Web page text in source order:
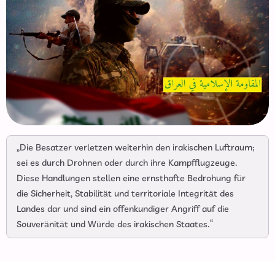
„Die Besatzer verletzen weiterhin den irakischen Luftraum;
sei es durch Drohnen oder durch ihre Kampfflugzeuge.
Diese Handlungen stellen eine ernsthafte Bedrohung für
die Sicherheit, Stabilität und territoriale Integrität des
Landes dar und sind ein offenkundiger Angriff auf die
Souveränität und Würde des irakischen Staates.“